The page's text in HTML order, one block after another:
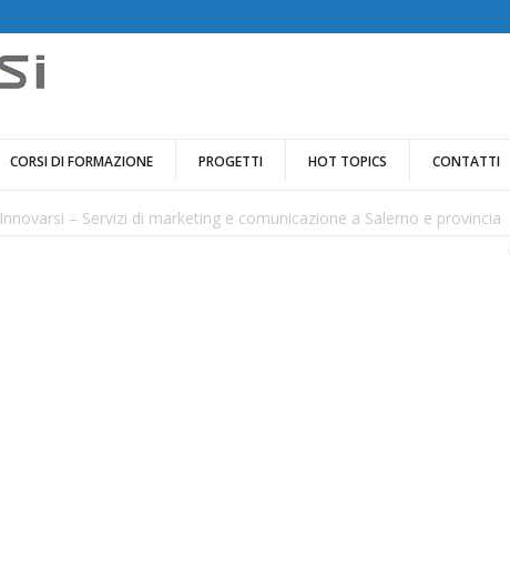
CORSI DI FORMAZIONE PROGETTI HOT TOPICS CONTATTI
Innovarsi – Servizi di marketing e comunicazione a Salerno e provincia